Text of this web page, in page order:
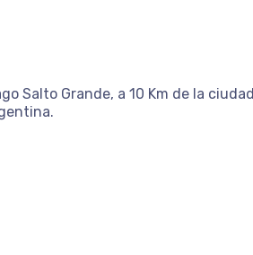
Salto Grande, a 10 Km de la